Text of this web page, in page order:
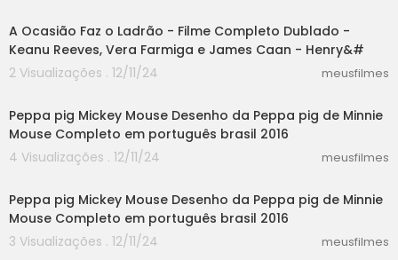
A Ocasião Faz o Ladrão - Filme Completo Dublado -
Keanu Reeves, Vera Farmiga e James Caan - Henry&#
2 Visualizações . 12/11/24
meusfilmes
Peppa pig Mickey Mouse Desenho da Peppa pig de Minnie
Mouse Completo em português brasil 2016
4 Visualizações . 12/11/24
meusfilmes
Peppa pig Mickey Mouse Desenho da Peppa pig de Minnie
Mouse Completo em português brasil 2016
3 Visualizações . 12/11/24
meusfilmes